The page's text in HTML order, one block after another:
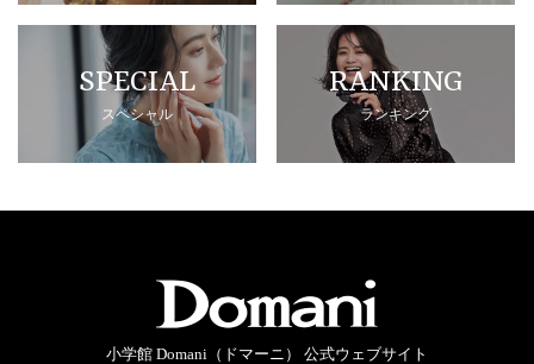
SPECIAL
スペシャル
RANKING
ランキング
小学館 Domani（ドマーニ） 公式ウェブサイト